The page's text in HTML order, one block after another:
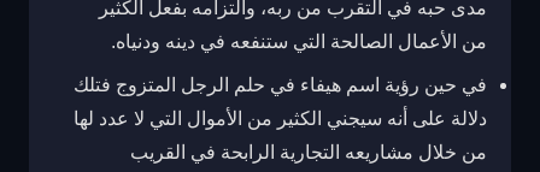
مدى حبه في التقرب من ربه، والتزامه بفعل الكثير
من الأعمال الصالحة التي ستنفعه في دينه ودنياه.
في حين رؤية اسم هيفاء في حلم الرجل المتزوج فتلك
دلالة على أنه سيجني الكثير من الأموال التي لا عدد لها
من خلال مشاريعه التجارية الرابحة في القريب